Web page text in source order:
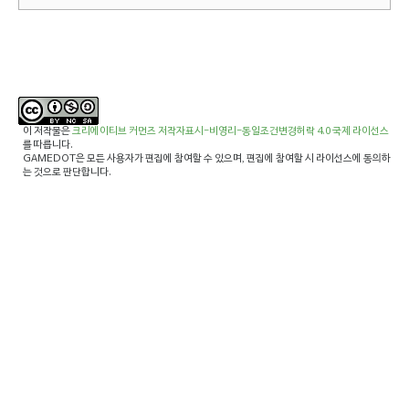
이 저작물은크리에이티브 커먼즈 저작자표시-비영리-동일조건변경허락 4.0 국제 라이선스
를 따릅니다.
GAMEDOT은 모든 사용자가 편집에 참여할 수 있으며, 편집에 참여할 시 라이선스에 동의하
는 것으로 판단합니다.